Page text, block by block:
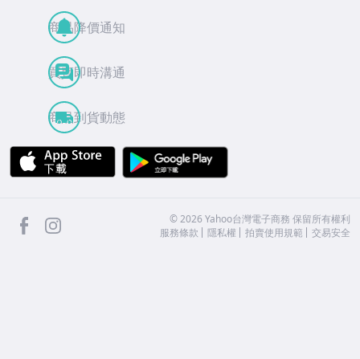
商品降價通知
買賣即時溝通
商品到貨動態
APP Store
facebook ©2026 Yahoo台灣電子商務 保留所有權利
服務條款
隱私權 拍賣使用規範 交易安全